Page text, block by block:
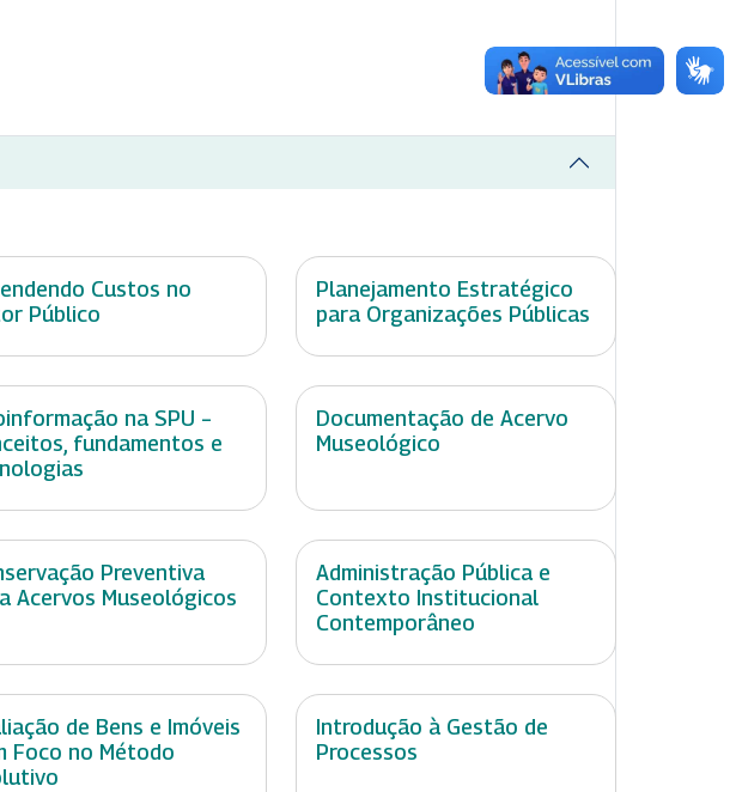
Custos no
Público
Planejamento Estratégico
para Organizações Públicas
na SPU –
fundamentos e
Documentação de Acervo
Museológico
Preventiva
Acervos Museológicos
Administração Pública e
Contexto Institucional
Contemporâneo
de Bens e Imóveis
Foco no Método
Introdução à Gestão de
Processos